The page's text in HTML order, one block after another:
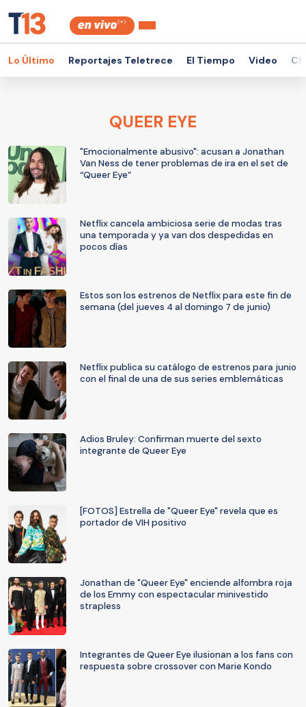
Lo Último Reportajes Teletrece El Tiempo Video
QUEER EYE
"Emocionalmente abusivo": acusan a Jonathan
Van Ness de tener problemas de ira en el set de
“Queer Eye”
Netflix cancela ambiciosa serie de modas tras
una temporada y ya van dos despedidas en
pocos días
Estos son los estrenos de Netflix para este fin de
semana (del jueves 4 al domingo 7 de junio)
Netflix publica su catálogo de estrenos para junio
con el final de una de sus series emblemáticas
Adios Bruley: Confirman muerte del sexto
integrante de Queer Eye
[FOTOS] Estrella de "Queer Eye" revela que es
portador de VIH positivo
Jonathan de "Queer Eye" enciende alfombra roja
de los Emmy con espectacular minivestido
strapless
Integrantes de Queer Eye ilusionan a los fans con
respuesta sobre crossover con Marie Kondo